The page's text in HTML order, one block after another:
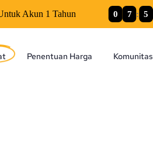
Akun 1 Tahun 0 7 : 5
Penentuan Harga Komunitas